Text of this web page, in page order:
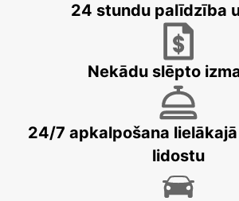
BRISBANE BRENDALE
BRISBANE CITY COMMERCIALS
24 stundu palīdzība
Nekādu slēpto
24/7 apkalpošana
lidostu